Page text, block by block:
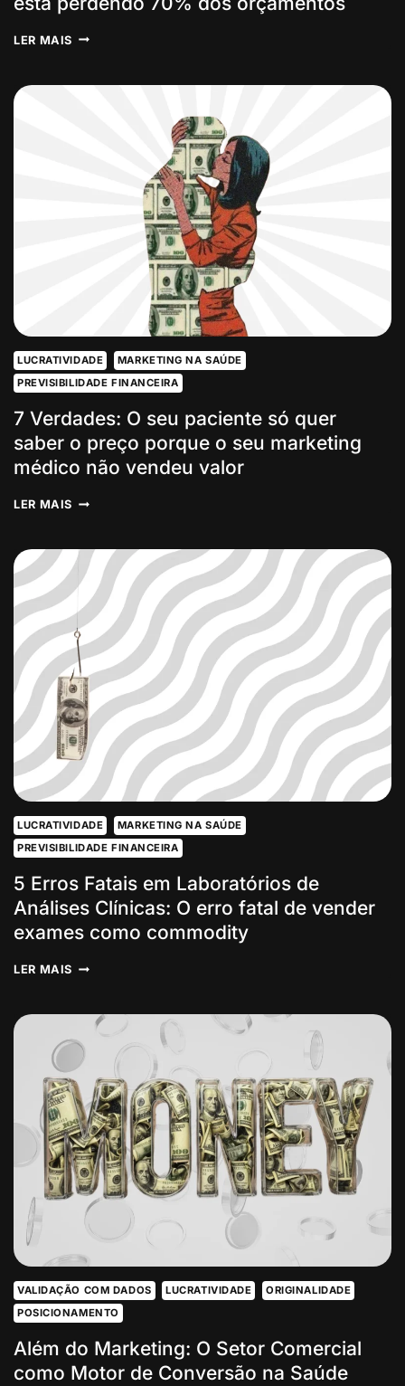
LER MAIS
ATRAI,
ORÇAMENTOS
LUCRATIVIDADE
MARKETING NA SAÚDE
PREVISIBILIDADE FINANCEIRA
7 Verdades: O seu paciente só quer
saber o preço porque o seu marketing
médico não vendeu valor
LER MAIS
SEU
PACIENTE
SÓ
QUER
SABER
PREÇO
PORQUE
O
SEU
MARKETING
MÉDICO
NÃO
VENDEU
VALOR
LUCRATIVIDADE
MARKETING NA SAÚDE
PREVISIBILIDADE FINANCEIRA
5 Erros Fatais em Laboratórios de
Análises Clínicas: O erro fatal de vender
exames como commodity
LER MAIS 5
EM
LABORATÓRIOS
DE
ANÁLISES
CLÍNICAS:
O
ERRO
FATAL
DE
VENDER
EXAMES
COMO
COMMODITY
VALIDAÇÃO COM DADOS LUCRATIVIDADE
ORIGINALIDADE
POSICIONAMENTO
Além do Marketing: O Setor Comercial
como Motor de Conversão na Saúde